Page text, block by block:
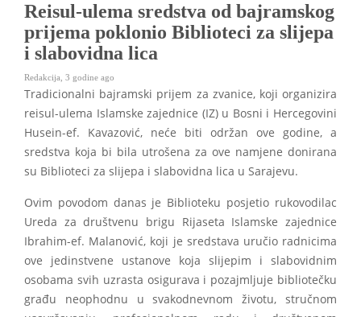
Reisul-ulema sredstva od bajramskog
prijema poklonio Biblioteci za slijepa
i slabovidna lica
Redakcija 3 godine ago
Tradicionalni bajramski prijem za zvanice, koji organizira
reisul-ulema Islamske zajednice (IZ) u Bosni i Hercegovini
Husein-ef. Kavazović, neće biti održan ove godine, a
sredstva koja bi bila utrošena za ove namjene donirana
su Biblioteci za slijepa i slabovidna lica u Sarajevu.
Ovim povodom danas je Biblioteku posjetio rukovodilac
Ureda za društvenu brigu Rijaseta Islamske zajednice
Ibrahim-ef. Malanović, koji je sredstava uručio radnicima
ove jedinstvene ustanove koja slijepim i slabovidnim
osobama svih uzrasta osigurava i pozajmljuje bibliotečku
građu neophodnu u svakodnevnom životu, stručnom